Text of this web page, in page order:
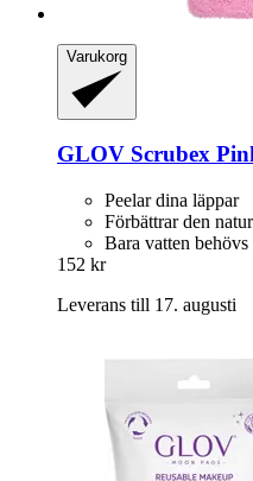
Varukorg
GLOV Scrubex
Peelar dina läppar
Förbättrar den
Bara vatten behövs
152 kr
Leverans till 17. augusti